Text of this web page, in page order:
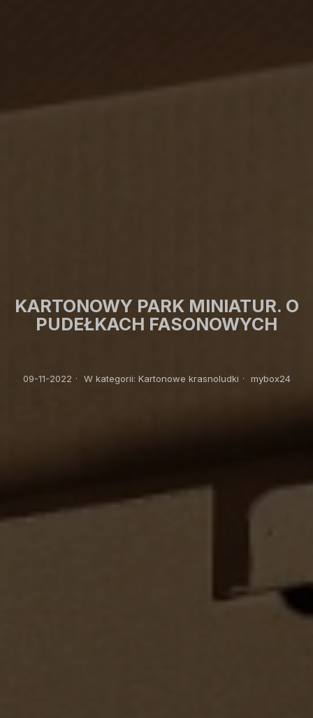
KARTONOWY PARK MINIATUR. O
PUDEŁKACH FASONOWYCH
09-11-2022 · W kategorii: Kartonowe krasnoludki · mybox24